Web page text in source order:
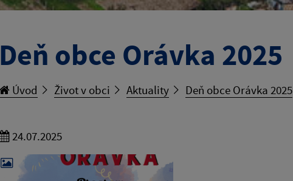
Deň obce Orávka 2025
Úvod Život v obci Aktuality Deň obce Orávka 2025
24.07.2025